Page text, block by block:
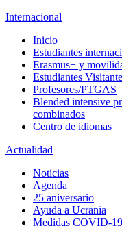
Internacional
Inicio
Estudiantes
Erasmus+ y
Estudiantes
Profesores/PTGAS
Blended intensive
combinados
Centro de idiomas
Actualidad
Noticias
Agenda
25 aniversario
Ayuda a Ucrania
Medidas COVID-19